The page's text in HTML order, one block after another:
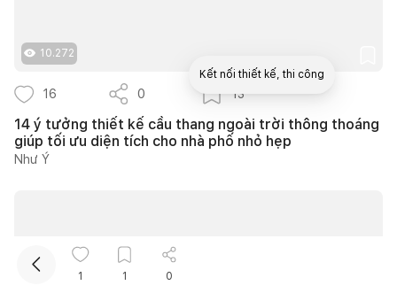
10.272
16 0 13
14 ý tưởng thiết kế cầu thang ngoài trời thông thoáng
giúp tối ưu diện tích cho nhà phố nhỏ hẹp
Như Ý
1 1 0
Kết nối thiết kế, thi công
Mua sắm hoàn thiện nhà